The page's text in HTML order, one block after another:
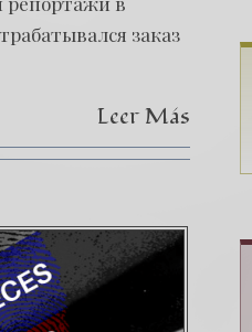
заказ
Leer Más